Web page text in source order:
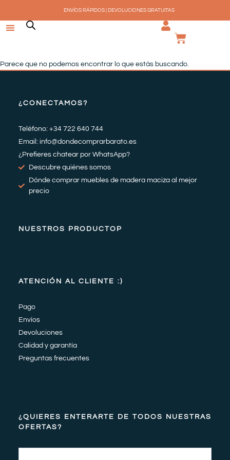
contenido
ENVÍOS RÁPIDOS | DEVOLUCIONES GRATUITAS
Parece que no podemos encontrar lo que estás buscando.
¿CONECTAMOS?
Teléfono: +34 722 640 744
Email: info@dondecomprarbarato.es
¿Prefieres chatear por WhatsApp?
Descubre quiénes somos
Dónde comprar muebles de madera maciza al mejor
precio
NUESTROS PRODUCTOP
ATENCIÓN AL CLIENTE :)
Pago
Envíos
Devoluciones
Calidad y garantía
Preguntas frecuentes
¿QUIERES ENTERARTE DE TODOS NUESTRAS
OFERTAS?